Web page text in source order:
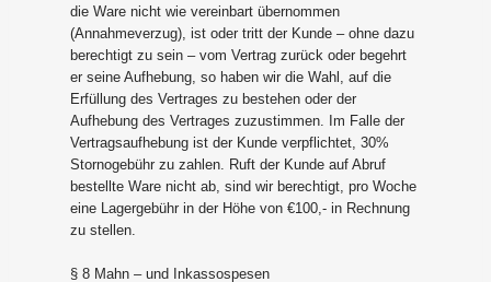
die Ware nicht wie vereinbart übernommen
(Annahmeverzug), ist oder tritt der Kunde – ohne dazu
berechtigt zu sein – vom Vertrag zurück oder begehrt
er seine Aufhebung, so haben wir die Wahl, auf die
Erfüllung des Vertrages zu bestehen oder der
Aufhebung des Vertrages zuzustimmen. Im Falle der
Vertragsaufhebung ist der Kunde verpflichtet, 30%
Stornogebühr zu zahlen. Ruft der Kunde auf Abruf
bestellte Ware nicht ab, sind wir berechtigt, pro Woche
eine Lagergebühr in der Höhe von €100,- in Rechnung
zu stellen.
§ 8 Mahn – und Inkassospesen